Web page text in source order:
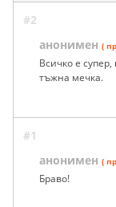
#2
анонимен (
Всичко е
тъжна мечка.
#1
анонимен (
Браво!